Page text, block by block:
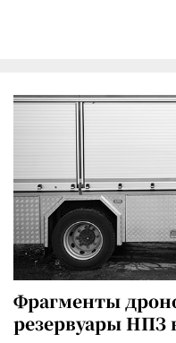
Фрагменты
резервуары НПЗ